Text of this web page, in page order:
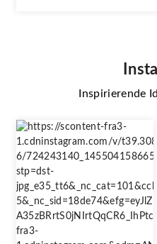
Inspirierende